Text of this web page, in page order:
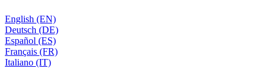
English (EN)
Deutsch (DE)
Español (ES)
Français (FR)
Italiano (IT)